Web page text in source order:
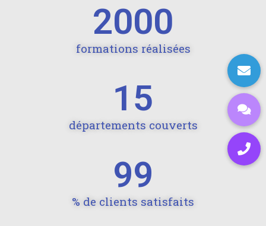
2000
formations réalisées
15
départements couverts
99
% de clients satisfaits